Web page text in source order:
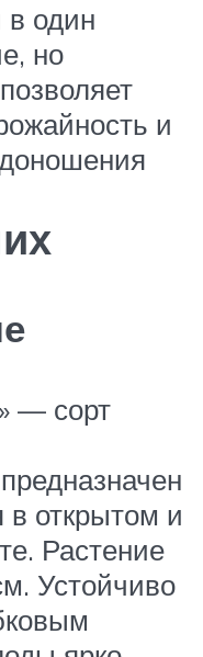
один
но
и
— сорт
открытом и
Растение
Устойчиво